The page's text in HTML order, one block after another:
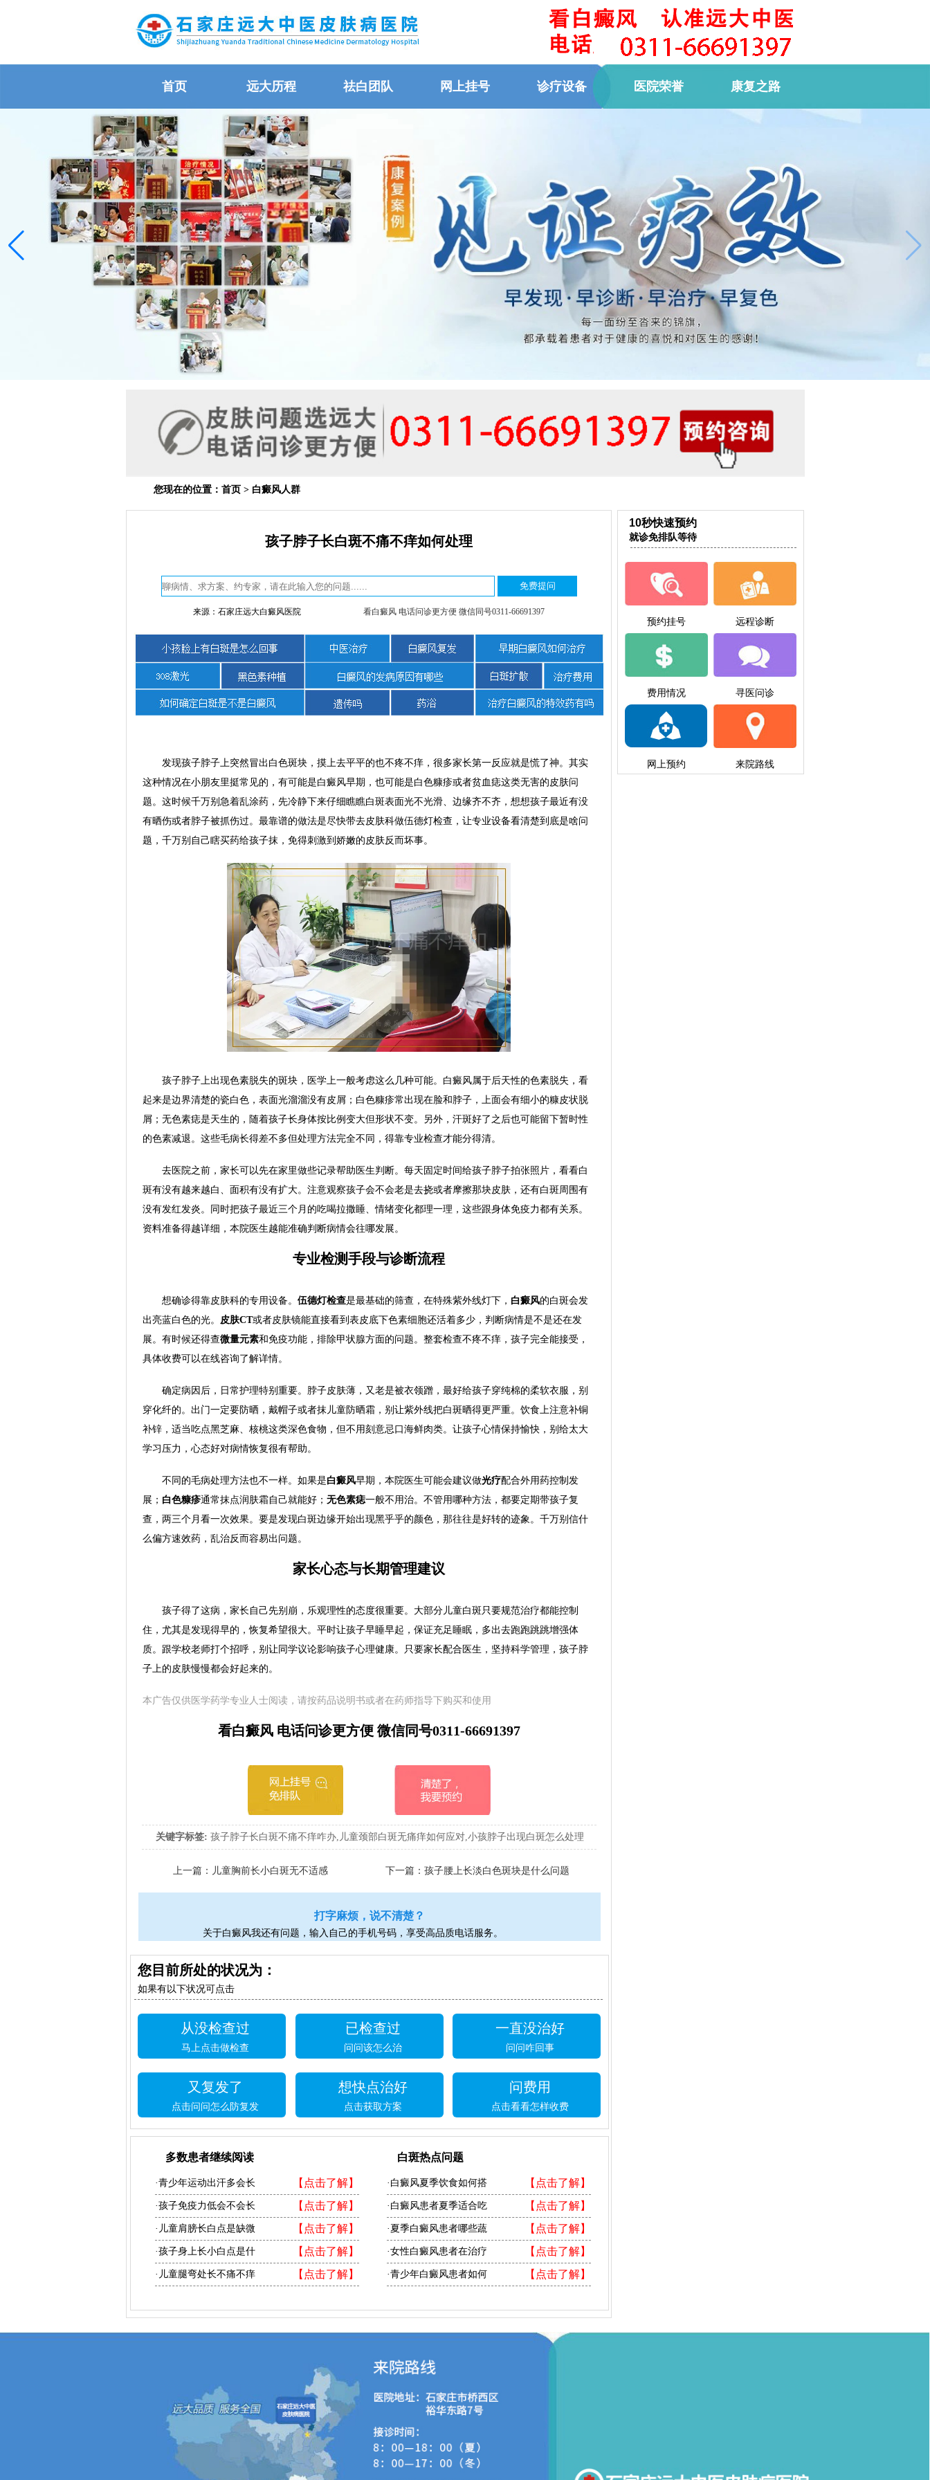
首页 远大历程 祛白团队 网上挂号 诊疗设备 医院荣誉 康复之路
您现在的位置： 首页> 白癜风人群
孩子脖子长白斑不痛不痒如何处理
来源：石家庄远大白癜风医院 看白癜风 电话问诊更方便 微信同号0311-66691397
发现孩子脖子上突然冒出白色斑块，摸上去平平的也不疼不痒，很多家长第一反应就是慌了神。其实
这种情况在小朋友里挺常见的，有可能是白癜风早期，也可能是白色糠疹或者贫血痣这类无害的皮肤问
题。这时候千万别急着乱涂药，先冷静下来仔细瞧瞧白斑表面光不光滑、边缘齐不齐，想想孩子最近有没
有晒伤或者脖子被抓伤过。最靠谱的做法是尽快带去皮肤科做伍德灯检查，让专业设备看清楚到底是啥问
题，千万别自己瞎买药给孩子抹，免得刺激到娇嫩的皮肤反而坏事。
孩子脖子上出现色素脱失的斑块，医学上一般考虑这么几种可能。白癜风属于后天性的色素脱失，看
起来是边界清楚的瓷白色，表面光溜溜没有皮屑；白色糠疹常出现在脸和脖子，上面会有细小的糠皮状脱
屑；无色素痣是天生的，随着孩子长身体按比例变大但形状不变。另外，汗斑好了之后也可能留下暂时性
的色素减退。这些毛病长得差不多但处理方法完全不同，得靠专业检查才能分得清。
去医院之前，家长可以先在家里做些记录帮助医生判断。每天固定时间给孩子脖子拍张照片，看看白
斑有没有越来越白、面积有没有扩大。注意观察孩子会不会老是去挠或者摩擦那块皮肤，还有白斑周围有
没有发红发炎。同时把孩子最近三个月的吃喝拉撒睡、情绪变化都理一理，这些跟身体免疫力都有关系。
资料准备得越详细，本院医生越能准确判断病情会往哪发展。
专业检测手段与诊断流程
想确诊得靠皮肤科的专用设备。 伍德灯检查是最基础的筛查，在特殊紫外线灯下， 白癜风的白斑会发
出亮蓝白色的光。
皮肤CT或者皮肤镜能直接看到表皮底下色素细胞还活着多少，判断病情是不是还在发
展。有时候还得查微量元素和免疫功能，排除甲状腺方面的问题。整套检查不疼不痒，孩子完全能接受，
具体收费可以在线咨询了解详情。
确定病因后，日常护理特别重要。脖子皮肤薄，又老是被衣领蹭，最好给孩子穿纯棉的柔软衣服，别
穿化纤的。出门一定要防晒，戴帽子或者抹儿童防晒霜，别让紫外线把白斑晒得更严重。饮食上注意补铜
补锌，适当吃点黑芝麻、核桃这类深色食物，但不用刻意忌口海鲜肉类。让孩子心情保持愉快，别给太大
学习压力，心态好对病情恢复很有帮助。
不同的毛病处理方法也不一样。如果是白癜风早期，本院医生可能会建议做光疗配合外用药控制发
展； 白色糠疹通常抹点润肤霜自己就能好； 无色素痣一般不用治。不管用哪种方法，都要定期带孩子复
查，两三个月看一次效果。要是发现白斑边缘开始出现黑乎乎的颜色，那往往是好转的迹象。千万别信什
么偏方速效药，乱治反而容易出问题。
家长心态与长期管理建议
孩子得了这病，家长自己先别崩，乐观理性的态度很重要。大部分儿童白斑只要规范治疗都能控制
住，尤其是发现得早的，恢复希望很大。平时让孩子早睡早起，保证充足睡眠，多出去跑跑跳跳增强体
质。跟学校老师打个招呼，别让同学议论影响孩子心理健康。只要家长配合医生，坚持科学管理，孩子脖
子上的皮肤慢慢都会好起来的。
本广告仅供医学药学专业人士阅读，请按药品说明书或者在药师指导下购买和使用
看白癜风 电话问诊更方便 微信同号0311-66691397
关键字标签: 孩子脖子长白斑不痛不痒咋办,儿童颈部白斑无痛痒如何应对,小孩脖子出现白斑怎么处理
上一篇： 儿童胸前长小白斑无不适感 下一篇：孩子腰上长淡白色斑块是什么问题
打字麻烦，说不清楚？
关于白癜风我还有问题，输入自己的手机号码，享受高品质电话服务。
您目前所处的状况为：
如果有以下状况可点击
从没检查过
马上点击做检查
已检查过
问问该怎么治
一直没治好
问问咋回事
又复发了
点击问问怎么防复发
想快点治好
点击获取方案
问费用
点击看看怎样收费
多数患者继续阅读
【点击了解】
·青少年运动出汗多会长
【点击了解】
·孩子免疫力低会不会长
【点击了解】
·儿童肩膀长白点是缺微
【点击了解】
·孩子身上长小白点是什
【点击了解】
·儿童腿弯处长不痛不痒
白斑热点问题
【点击了解】
·白癜风夏季饮食如何搭
【点击了解】
·白癜风患者夏季适合吃
【点击了解】
·夏季白癜风患者哪些蔬
【点击了解】
·女性白癜风患者在治疗
【点击了解】
·青少年白癜风患者如何
10秒快速预约
就诊免排队等待
预约挂号 远程诊断
费用情况 寻医问诊
网上预约 来院路线